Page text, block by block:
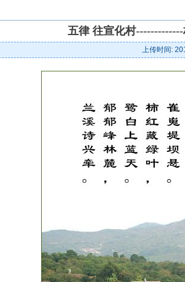
五律 往宣化村
上传时间: